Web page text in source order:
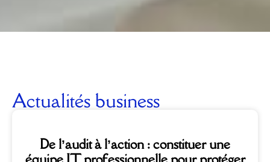
Actualités business
De l’audit à l’action : constituer une
équipe IT professionnelle pour protéger